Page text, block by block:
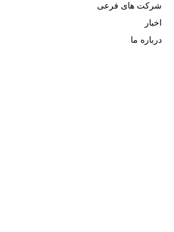
شرکت های فرعی
اخبار
درباره ما